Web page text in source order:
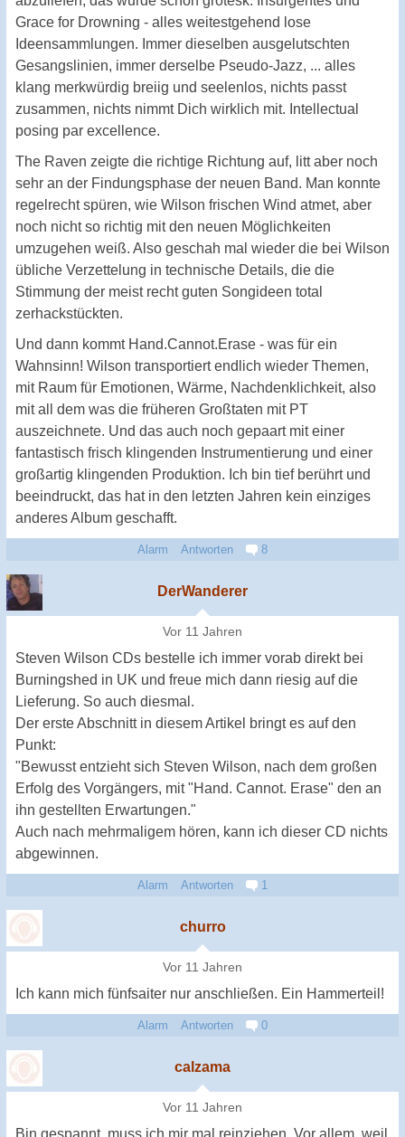
Grace for Drowning - alles weitestgehend lose
Ideensammlungen. Immer dieselben ausgelutschten
Gesangslinien, immer derselbe Pseudo-Jazz, ... alles
klang merkwürdig breiig und seelenlos, nichts passt
zusammen, nichts nimmt Dich wirklich mit. Intellectual
posing par excellence.
The Raven zeigte die richtige Richtung auf, litt aber noch
sehr an der Findungsphase der neuen Band. Man konnte
regelrecht spüren, wie Wilson frischen Wind atmet, aber
noch nicht so richtig mit den neuen Möglichkeiten
umzugehen weiß. Also geschah mal wieder die bei Wilson
übliche Verzettelung in technische Details, die die
Stimmung der meist recht guten Songideen total
zerhackstückten.
Und dann kommt Hand.Cannot.Erase - was für ein
Wahnsinn! Wilson transportiert endlich wieder Themen,
mit Raum für Emotionen, Wärme, Nachdenklichkeit, also
mit all dem was die früheren Großtaten mit PT
auszeichnete. Und das auch noch gepaart mit einer
fantastisch frisch klingenden Instrumentierung und einer
großartig klingenden Produktion. Ich bin tief berührt und
beeindruckt, das hat in den letzten Jahren kein einziges
anderes Album geschafft.
Alarm Antworten 8
DerWanderer
Vor 11 Jahren
Steven Wilson CDs bestelle ich immer vorab direkt bei
Burningshed in UK und freue mich dann riesig auf die
Lieferung. So auch diesmal.
Der erste Abschnitt in diesem Artikel bringt es auf den
Punkt:
"Bewusst entzieht sich Steven Wilson, nach dem großen
Erfolg des Vorgängers, mit "Hand. Cannot. Erase" den an
ihn gestellten Erwartungen."
Auch nach mehrmaligem hören, kann ich dieser CD nichts
abgewinnen.
Alarm Antworten 1
churro
Vor 11 Jahren
Ich kann mich fünfsaiter nur anschließen. Ein Hammerteil!
Alarm Antworten 0
calzama
Vor 11 Jahren
Bin gespannt, muss ich mir mal reinziehen. Vor allem, weil